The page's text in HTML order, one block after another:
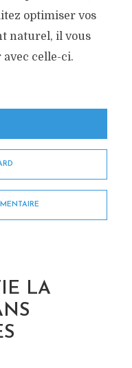
optimiser vos
naturel, il vous
celle-ci.
LA